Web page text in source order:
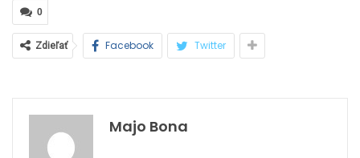
0
Zdieľať Facebook Twitter
Majo Bona